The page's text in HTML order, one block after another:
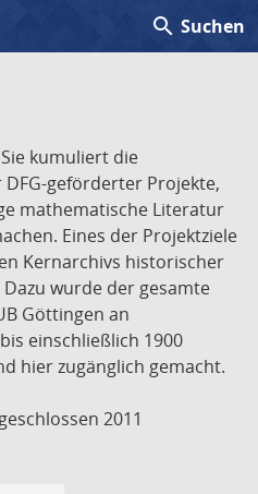
search Suchen
kumuliert die
geförderter Projekte,
mathematische Literatur
Eines der Projektziele
Kernarchivs historischer
wurde der gesamte
Göttingen an
einschließlich 1900
hier zugänglich gemacht.
2011